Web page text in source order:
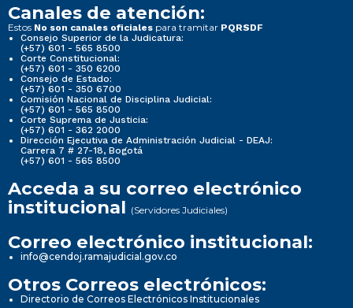
Canales de atención:
Estos No son canales oficiales para tramitar PQRSDF
Consejo Superior de la Judicatura:
(+57) 601 - 565 8500
Corte Constitucional:
(+57) 601 - 350 6200
Consejo de Estado:
(+57) 601 - 350 6700
Comisión Nacional de Disciplina Judicial:
(+57) 601 - 565 8500
Corte Suprema de Justicia:
(+57) 601 - 362 2000
Dirección Ejecutiva de Administración Judicial - DEAJ:
Carrera 7 # 27-18, Bogotá
(+57) 601 - 565 8500
Acceda a su correo electrónico
institucional (Servidores Judiciales)
Correo electrónico institucional:
info@cendoj.ramajudicial.gov.co
Otros Correos electrónicos:
Directorio de Correos Electrónicos Institucionales